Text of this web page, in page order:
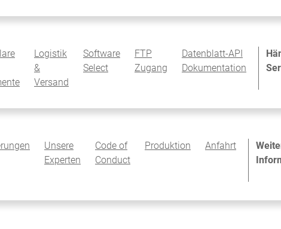
Logistik
&
Versand
Software
Select
FTP
Zugang
Datenblatt-API
Dokumentation
Unsere
Experten
Code of
Conduct
Produktion Anfahrt